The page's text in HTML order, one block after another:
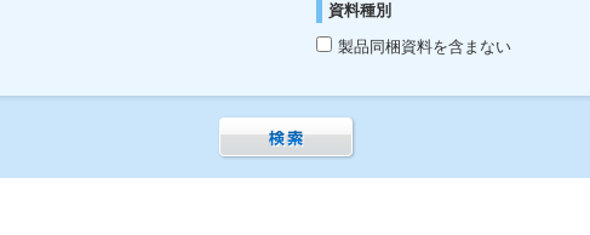
資料種別
製品同梱資料を含まない